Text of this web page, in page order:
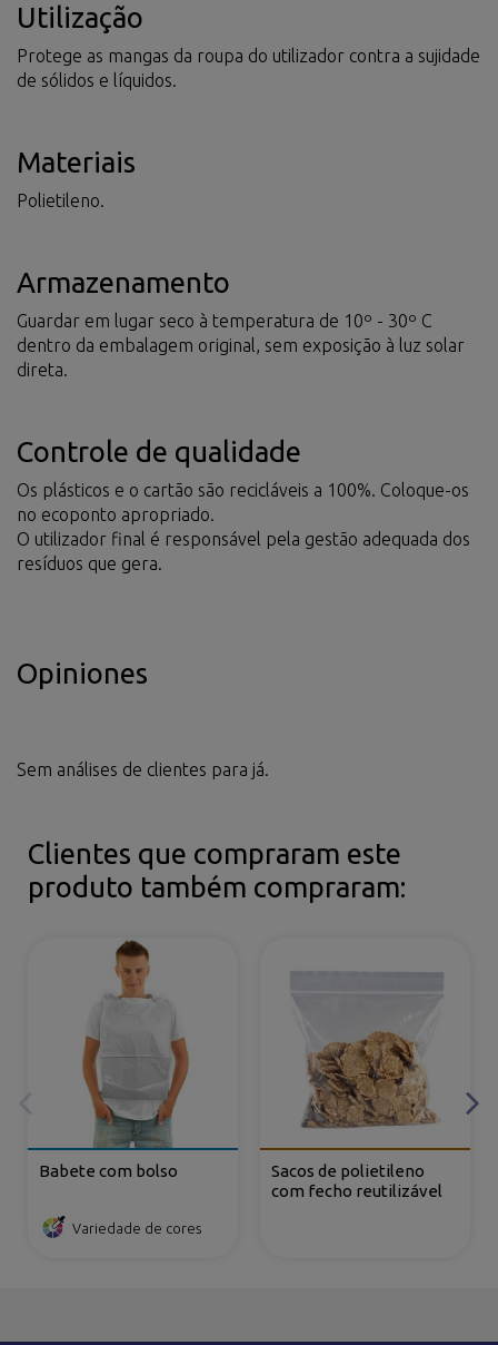
Utilização
Protege as mangas da roupa do utilizador contra a sujidade
de sólidos e líquidos.
Materiais
Polietileno.
Armazenamento
Guardar em lugar seco à temperatura de 10º - 30º C
dentro da embalagem original, sem exposição à luz solar
direta.
Controle de qualidade
Os plásticos e o cartão são recicláveis a 100%. Coloque-os
no ecoponto apropriado.
O utilizador final é responsável pela gestão adequada dos
resíduos que gera.
Opiniones
Sem análises de clientes para já.
Clientes que compraram este
produto também compraram:
Babete com bolso
Variedade de cores
Sacos de polietileno
com fecho reutilizável